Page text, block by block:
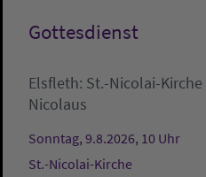
Gottesdienst
Elsfleth: St.-Nicolai-Kirche
Nicolaus
Sonntag, 9.8.2026, 10 Uhr
St.-Nicolai-Kirche